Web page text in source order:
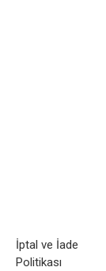
İptal ve İade
Politikası